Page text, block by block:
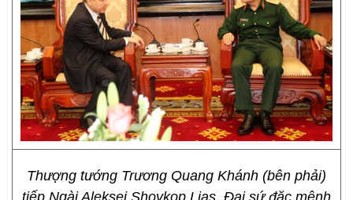
Thượng tướng Trương Quang Khánh (bên phải)
tiếp Ngài Aleksei Shovkop Lias, Đại sứ đặc mệnh